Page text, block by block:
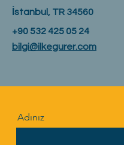
İstanbul, TR 34560
+90 532 425 05 24
bilgi@ilkegurer.com
Adınız